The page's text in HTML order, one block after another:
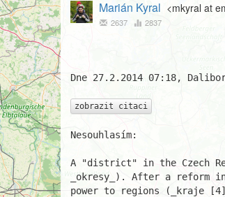
Marián Kyral <mkyral at
2637 2837
Dne 27.2.2014 07:18,
zobrazit citaci
Nesouhlasím:
A "district" in the Czech
_okresy_). After a
power to regions (_kraje